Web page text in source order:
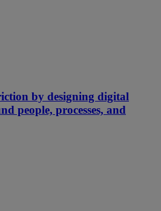
by designing digital
people, processes, and